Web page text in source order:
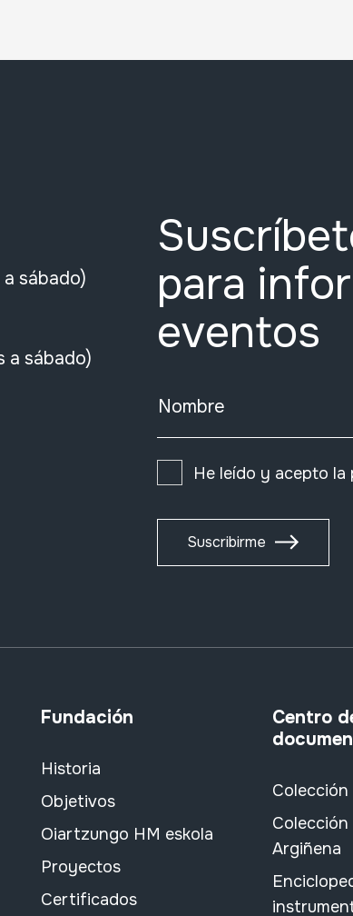
sábado)
a sábado)
para
eventos
Nombre
He leído y acepto la
Suscribirme
Fundación
Historia
Objetivos
Oiartzungo HM eskola
Proyectos
Certificados
Centro
Argiñena